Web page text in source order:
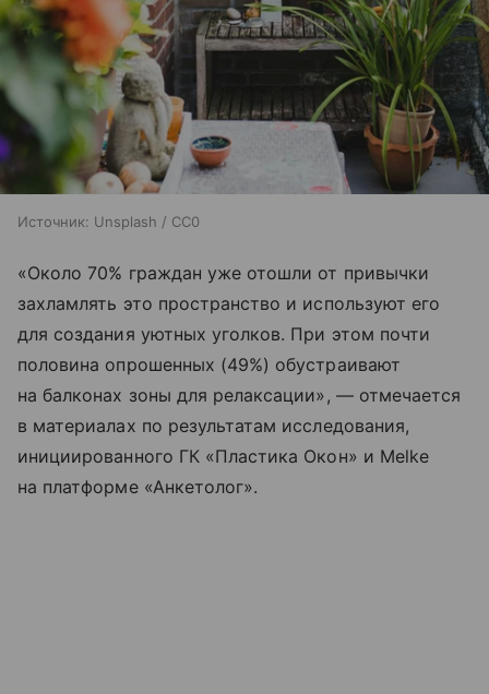
Источник: Unsplash / CC0
«Около 70% граждан уже отошли от привычки
захламлять это пространство и используют его
для создания уютных уголков. При этом почти
половина опрошенных (49%) обустраивают
на балконах зоны для релаксации», — отмечается
в материалах по результатам исследования,
инициированного ГК «Пластика Окон» и Melke
на платформе «Анкетолог».